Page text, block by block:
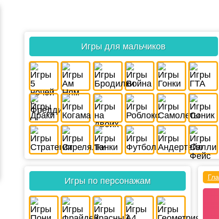
Игры для мальчиков
Игры по персонажам